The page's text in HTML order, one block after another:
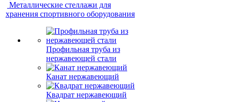
Металлические стеллажи для
хранения спортивного оборудования
Профильная труба из
нержавеющей стали
Канат нержавеющий
Квадрат нержавеющий